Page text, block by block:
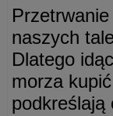
naszych
Dlatego
morza
podkreślają